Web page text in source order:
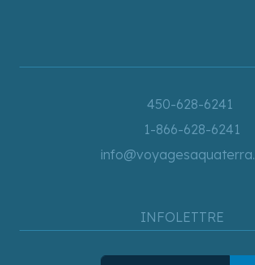
450-628-6241
1-866-628-6241
INFOLETTRE